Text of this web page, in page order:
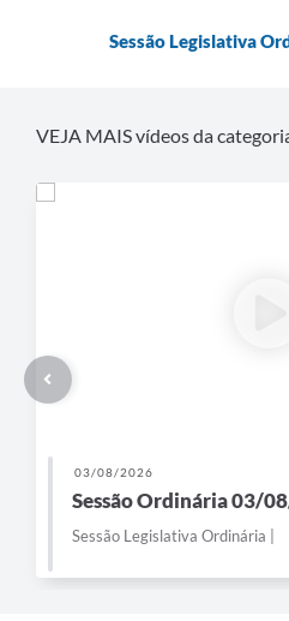
Sessão Legislativa
VEJA MAIS vídeos da
03/08/2026
Sessão Ordinária 03/
Sessão Legislativa Ordinária |